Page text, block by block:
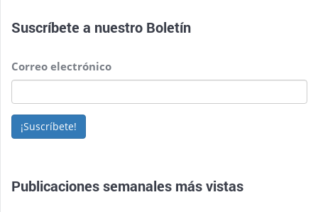
Suscríbete a nuestro Boletín
Correo electrónico
¡Suscríbete!
Publicaciones semanales más vistas